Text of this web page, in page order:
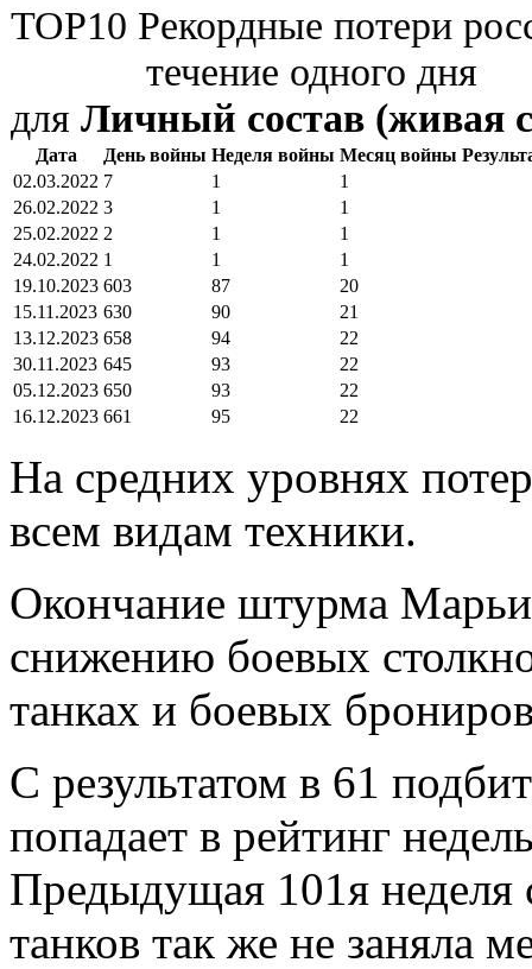
TOP10 Рекордные потери
течение одного дня
для Личный состав (живая
Дата День войны Неделя войны Месяц войны
02.03.2022 7 1
1
26.02.2022 3 1
1
25.02.2022 2 1
1
24.02.2022 1 1
1
19.10.2023 603 87
20
15.11.2023 630 90
21
13.12.2023 658 94
22
30.11.2023 645 93
22
05.12.2023 650 93
22
16.12.2023 661 95 22
На средних уровнях
всем видам техники.
Окончание штурма
снижению боевых
танках и боевых
С результатом в 61
попадает в рейтинг
Предыдущая 101я неделя
танков так же не заняла